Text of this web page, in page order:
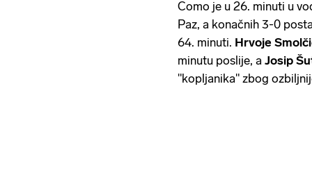
Como je u 26. minuti u
Paz, a konačnih 3-0
64. minuti. Hrvoje
minutu poslije, a Josip
"kopljanika" zbog